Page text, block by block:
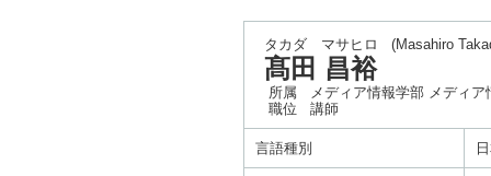
タカダ マサヒロ (Masahiro
髙田 昌裕
所属
メディア情報学部 メディア
職位
講師
言語種別